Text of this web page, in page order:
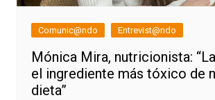
Comunic@ndo Entrevist@ndo
Mónica Mira, nutricionista:
el ingrediente más tóxico de
dieta”